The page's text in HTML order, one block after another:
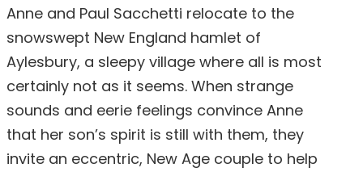
Anne and Paul Sacchetti relocate to the
snowswept New England hamlet of
Aylesbury, a sleepy village where all is most
certainly not as it seems. When strange
sounds and eerie feelings convince Anne
that her son’s spirit is still with them, they
invite an eccentric, New Age couple to help